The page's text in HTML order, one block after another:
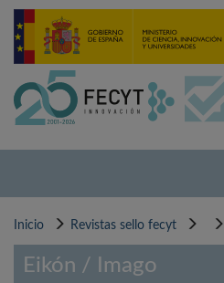
Pasar
contenido
Inicio Revistas sello fecyt
Eikón / Imago